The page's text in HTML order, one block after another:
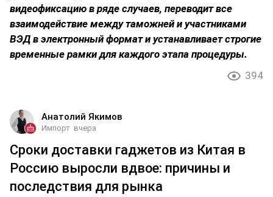
видеофиксацию в ряде случаев, переводит все
взаимодействие между таможней и участниками
ВЭД в электронный формат и устанавливает строгие
временные рамки для каждого этапа процедуры.
394
Анатолий Якимов
Импорт вчера
Сроки доставки гаджетов из Китая в
Россию выросли вдвое: причины и
последствия для рынка